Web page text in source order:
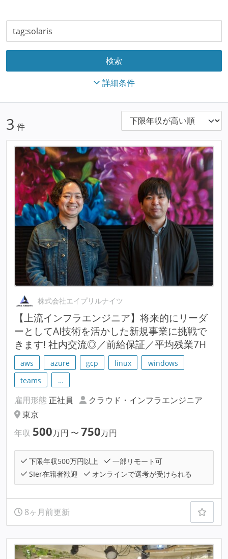
詳細条件
3 件
株式会社エイプリルナイツ
【上流インフラエンジニア】将来的にリーダ
ーとしてAI技術を活かした新規事業に挑戦で
きます! 社内交流◎／前給保証／平均残業7H
aws azure gcp linux
windows
teams
…
雇用形態 正社員
クラウド・インフラエンジニア
東京
年収 500万円 〜 750万円
下限年収500万円以上
一部リモート可
SIer在籍者歓迎
オンラインで選考が受けられる
8ヶ月前更新